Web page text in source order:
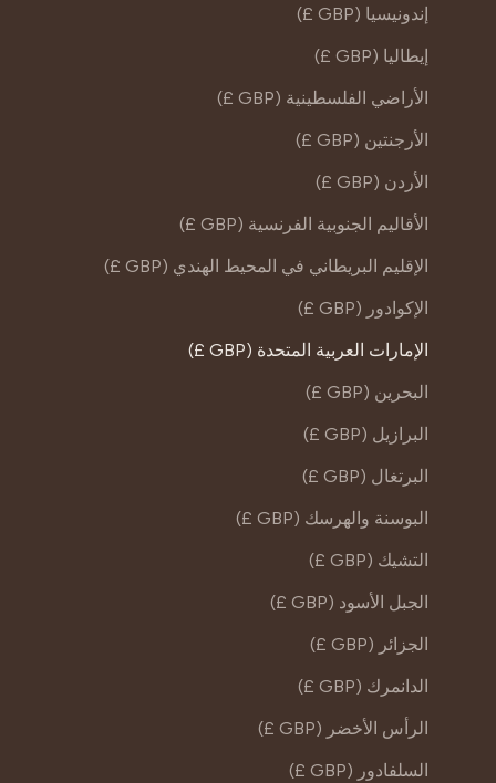
إندونيسيا (GBP £)
إيطاليا (GBP £)
الأراضي الفلسطينية (GBP £)
الأرجنتين (GBP £)
الأردن (GBP £)
الأقاليم الجنوبية الفرنسية (GBP £)
الإقليم البريطاني في المحيط الهندي (GBP £)
الإكوادور (GBP £)
الإمارات العربية المتحدة (GBP £)
البحرين (GBP £)
البرازيل (GBP £)
البرتغال (GBP £)
البوسنة والهرسك (GBP £)
التشيك (GBP £)
الجبل الأسود (GBP £)
الجزائر (GBP £)
الدانمرك (GBP £)
الرأس الأخضر (GBP £)
السلفادور (GBP £)